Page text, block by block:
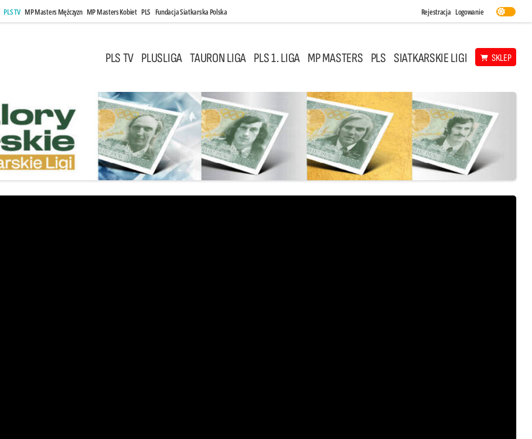
PLS TV MP Masters Mężczyzn MP Masters Kobiet PLS Fundacja Siatkarska Polska Rejestracja Logowanie
PLS TV PLUSLIGA TAURON LIGA PLS 1. LIGA MP MASTERS PLS SIATKARSKIE LIGI SKLEP